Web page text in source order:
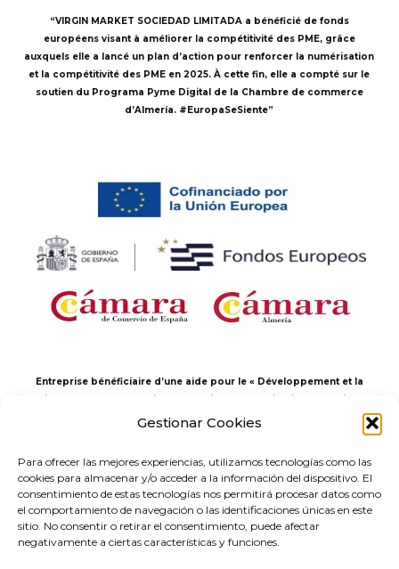
Gestionar Cookies
Para ofrecer las mejores experiencias, utilizamos tecnologías como las
cookies para almacenar y/o acceder a la información del dispositivo. El
consentimiento de estas tecnologías nos permitirá procesar datos como
el comportamiento de navegación o las identificaciones únicas en este
sitio. No consentir o retirar el consentimiento, puede afectar
negativamente a ciertas características y funciones.
“VIRGIN MARKET SOCIEDAD LIMITADA a bénéficié de fonds
européens visant à améliorer la compétitivité des PME, grâce
auxquels elle a lancé un plan d’action pour renforcer la numérisation
et la compétitivité des PME en 2025. À cette fin, elle a compté sur le
soutien du Programa Pyme Digital de la Chambre de commerce
d’Almería. #EuropaSeSiente”
Entreprise bénéficiaire d’une aide pour le « Développement et la
dans le cadre du projet “Réseaux d’Entrepreneuriat Numérique” en
cofinancée par le Plan de relance, de transformation et de
résilience, financé par l’Union européenne – NextGenerationEU (C1311).